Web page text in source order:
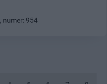
, numer: 954